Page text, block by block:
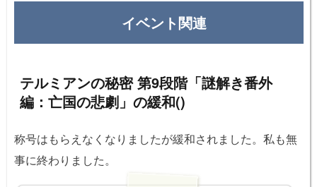
イベント関連
テルミアンの秘密 第9段階「謎解き番外
編：亡国の悲劇」の緩和()
称号はもらえなくなりましたが緩和されました。私も無
事に終わりました。